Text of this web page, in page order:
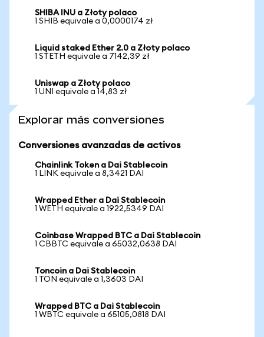
SHIBA INU a Złoty polaco
1 SHIB equivale a 0,0000174 zł
Liquid staked Ether 2.0 a Złoty polaco
1 STETH equivale a 7142,39 zł
Uniswap a Złoty polaco
1 UNI equivale a 14,83 zł
Explorar más conversiones
Conversiones avanzadas de activos
Chainlink Token a Dai Stablecoin
1 LINK equivale a 8,3421 DAI
Wrapped Ether a Dai Stablecoin
1 WETH equivale a 1922,5349 DAI
Coinbase Wrapped BTC a Dai Stablecoin
1 CBBTC equivale a 65032,0638 DAI
Toncoin a Dai Stablecoin
1 TON equivale a 1,3603 DAI
Wrapped BTC a Dai Stablecoin
1 WBTC equivale a 65105,0818 DAI